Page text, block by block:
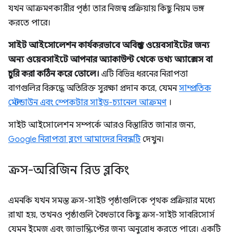
যখন আক্রমণকারীর পৃষ্ঠা তার নিজস্ব প্রক্রিয়ায় কিছু নিয়ম ভঙ্গ
করতে পারে।
সাইট আইসোলেশন কার্যকরভাবে অবিশ্বস্ত ওয়েবসাইটের জন্য
অন্য ওয়েবসাইটে আপনার অ্যাকাউন্ট থেকে তথ্য অ্যাক্সেস বা
চুরি করা কঠিন করে তোলে। এটি বিভিন্ন ধরনের নিরাপত্তা
বাগগুলির বিরুদ্ধে অতিরিক্ত সুরক্ষা প্রদান করে, যেমনসাম্প্রতিক
মেল্টডাউন এবং স্পেকটার সাইড-চ্যানেল আক্রমণ ।
সাইট আইসোলেশন সম্পর্কে আরও বিস্তারিত জানার জন্য,
Google নিরাপত্তা ব্লগে আমাদের নিবন্ধটিদেখুন।
ক্রস-অরিজিন রিড ব্লকিং
এমনকি যখন সমস্ত ক্রস-সাইট পৃষ্ঠাগুলিকে পৃথক প্রক্রিয়ার মধ্যে
রাখা হয়, তখনও পৃষ্ঠাগুলি বৈধভাবে কিছু ক্রস-সাইট সাবরিসোর্স
যেমন ইমেজ এবং জাভাস্ক্রিপ্টের জন্য অনুরোধ করতে পারে। একটি